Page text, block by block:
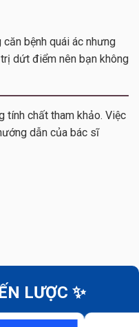
bệnh quái ác nhưng
dứt điểm nên bạn không
tính chất tham khảo. Việc
dẫn của bác sĩ
LƯỢC ✨